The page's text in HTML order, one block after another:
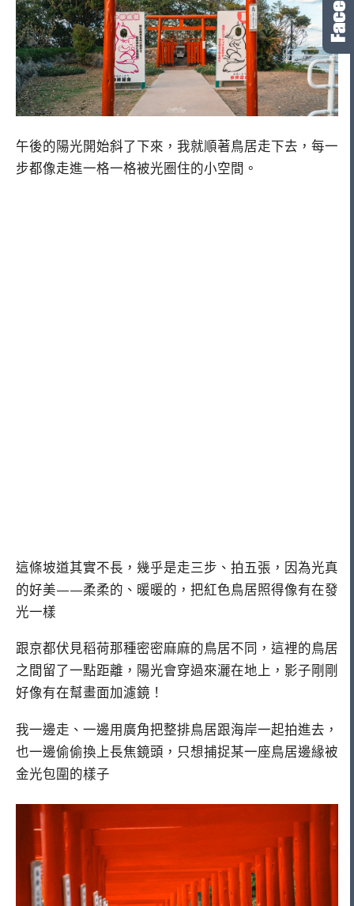
午後的陽光開始斜了下來，我就順著鳥居走下去，每一
步都像走進一格一格被光圈住的小空間。
這條坡道其實不長，幾乎是走三步、拍五張，因為光真
的好美——柔柔的、暖暖的，把紅色鳥居照得像有在發
光一樣
跟京都伏見稻荷那種密密麻麻的鳥居不同，這裡的鳥居
之間留了一點距離，陽光會穿過來灑在地上，影子剛剛
好像有在幫畫面加濾鏡！
我一邊走、一邊用廣角把整排鳥居跟海岸一起拍進去，
也一邊偷偷換上長焦鏡頭，只想捕捉某一座鳥居邊緣被
金光包圍的樣子